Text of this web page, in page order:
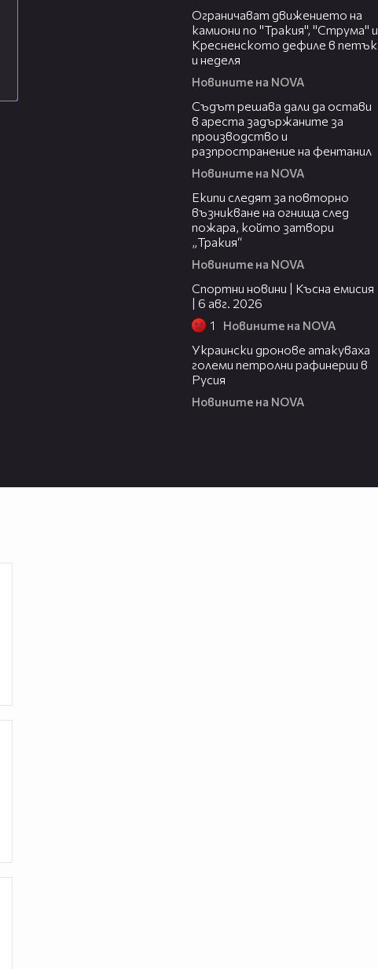
Ограничават движението на
камиони по "Тракия", "Струма" и
Кресненското дефиле в петък
и неделя
Новините на NOVA
Съдът решава дали да остави
в ареста задържаните за
производство и
разпространение на фентанил
Новините на NOVA
Екипи следят за повторно
възникване на огнища след
пожара, който затвори
„Тракия“
Новините на NOVA
Спортни новини | Късна емисия
| 6 авг. 2026
1 Новините на NOVA
Украински дронове атакуваха
големи петролни рафинерии в
Русия
Новините на NOVA